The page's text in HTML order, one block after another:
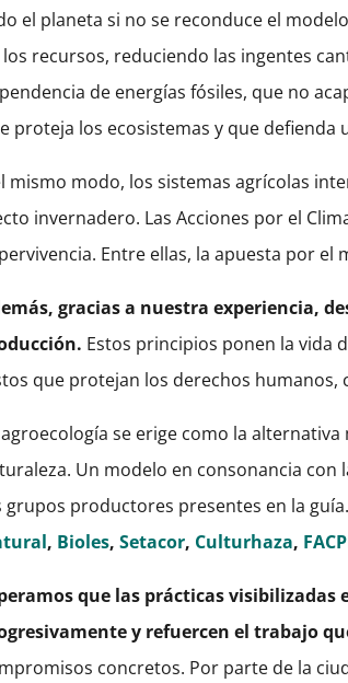
el planeta si no se reconduce el
los recursos, reduciendo las ingentes
de energías fósiles, que no
proteja los ecosistemas y que defienda
mismo modo, los sistemas agrícolas
invernadero. Las Acciones por el
Entre ellas, la apuesta por el
gracias a nuestra experiencia,
Estos principios ponen la vida
que protejan los derechos humanos,
agroecología se erige como la
Un modelo en consonancia
grupos productores presentes en la
, Bioles,Setacor, Culturhaza,
que las prácticas
y refuercen el trabajo
concretos. Por parte de la